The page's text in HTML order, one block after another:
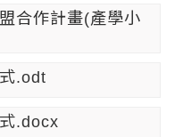
合作計畫(產學小
.odt
.docx